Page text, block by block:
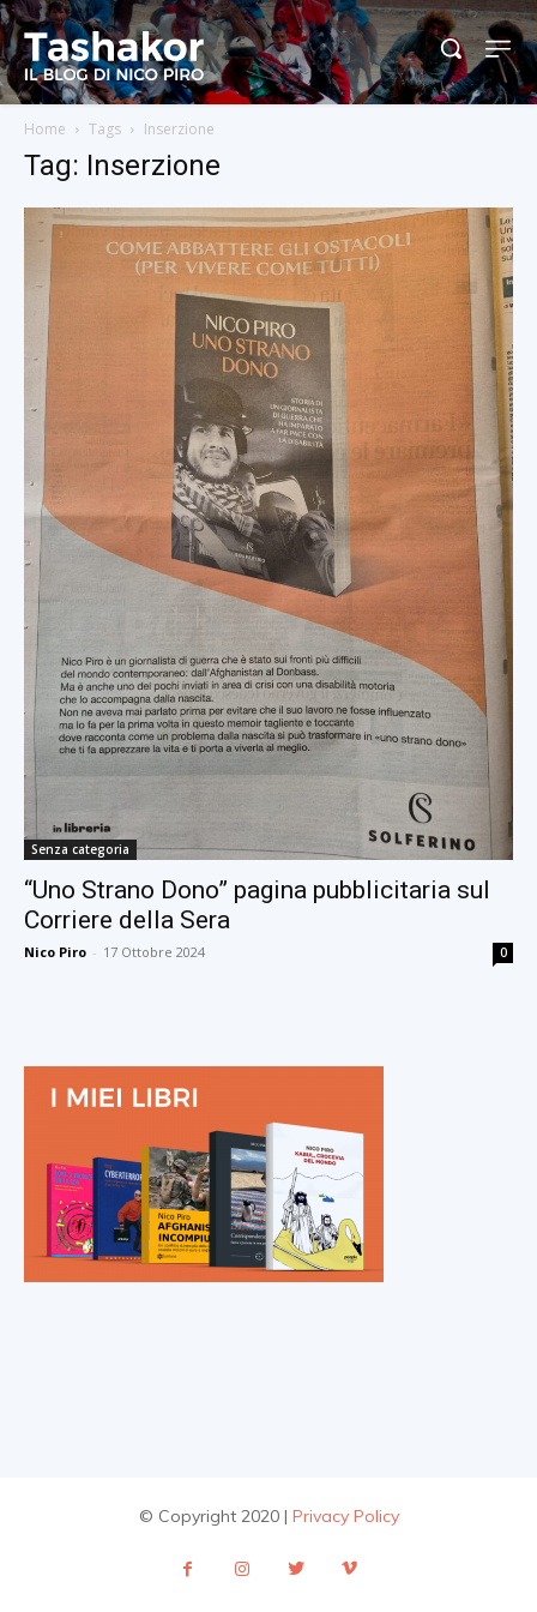
Home Tags Inserzione
Tag: Inserzione
Senza categoria
“Uno Strano Dono” pagina pubblicitaria sul
Corriere della Sera
Nico Piro - 17 Ottobre 2024 0
© Copyright 2020 | Privacy Policy